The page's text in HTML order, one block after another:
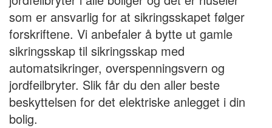
som er ansvarlig for at sikringsskapet følger
forskriftene. Vi anbefaler å bytte ut gamle
sikringsskap til sikringsskap med
automatsikringer, overspenningsvern og
jordfeilbryter. Slik får du den aller beste
beskyttelsen for det elektriske anlegget i din
bolig.